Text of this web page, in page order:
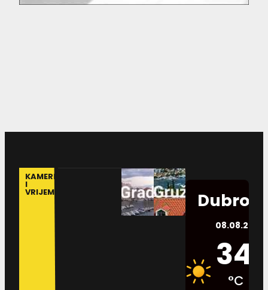
KAMERE
I
VRIJEME
08.08.2026.
34
°C